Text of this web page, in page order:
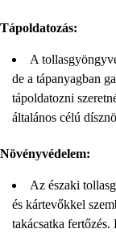
Tápoldatozás:
A
de a tápanyagban
tápoldatozni
általános célú
Növényvédelem:
Az északi
és kártevőkkel
takácsatka